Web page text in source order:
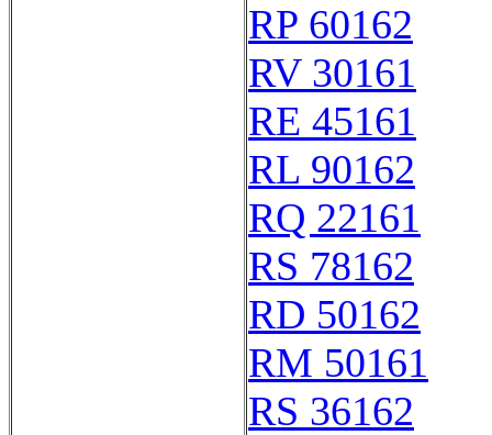
RP 60162
RV 30161
RE 45161
RL 90162
RQ 22161
RS 78162
RD 50162
RM 50161
RS 36162